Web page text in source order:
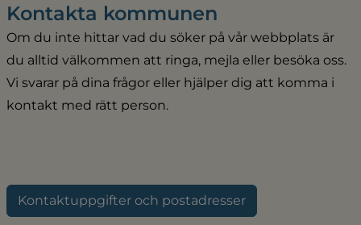
Kontakta kommunen
Om du inte hittar vad du söker på vår webbplats är
du alltid välkommen att ringa, mejla eller besöka oss.
Vi svarar på dina frågor eller hjälper dig att komma i
kontakt med rätt person.
Kontaktuppgifter och postadresser